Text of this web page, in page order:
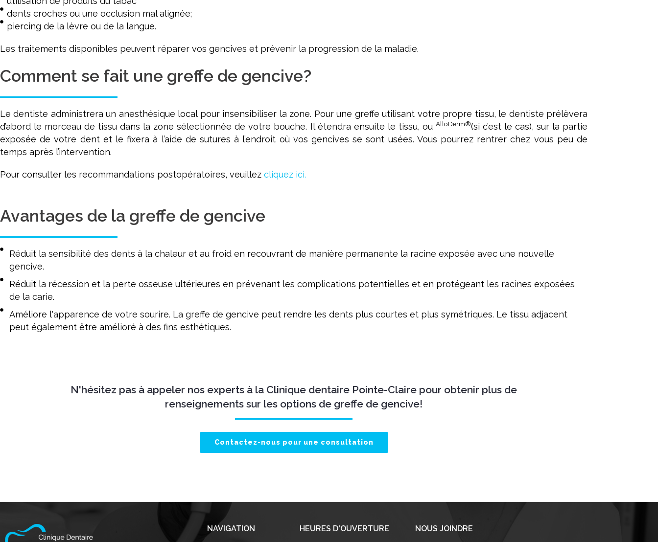
dents croches ou une occlusion mal alignée;
piercing de la lèvre ou de la langue.
Les traitements disponibles peuvent réparer vos gencives et prévenir la progression de la maladie.
Comment se fait une greffe de gencive?
Le dentiste administrera un anesthésique local pour insensibiliser la zone. Pour une greffe utilisant votre propre tissu, le dentiste prélèvera
d’abord le morceau de tissu dans la zone sélectionnée de votre bouche. Il étendra ensuite le tissu, ou AlloDerm®(si c’est le cas), sur la partie
exposée de votre dent et le fixera à l’aide de sutures à l’endroit où vos gencives se sont usées. Vous pourrez rentrer chez vous peu de
temps après l’intervention.
Pour consulter les recommandations postopératoires, veuillez cliquez ici.
Avantages de la greffe de gencive
Réduit la sensibilité des dents à la chaleur et au froid en recouvrant de manière permanente la racine exposée avec une nouvelle
gencive.
Réduit la récession et la perte osseuse ultérieures en prévenant les complications potentielles et en protégeant les racines exposées
de la carie.
Améliore l'apparence de votre sourire. La greffe de gencive peut rendre les dents plus courtes et plus symétriques. Le tissu adjacent
peut également être amélioré à des fins esthétiques.
N'hésitez pas à appeler nos experts à la Clinique dentaire Pointe-Claire pour obtenir plus de
renseignements sur les options de greffe de gencive!
Contactez-nous pour une consultation
NAVIGATION HEURES D'OUVERTURE NOUS JOINDRE